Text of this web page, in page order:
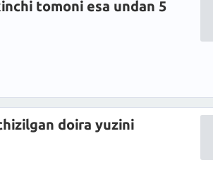
tomoni esa undan 5
doira yuzini